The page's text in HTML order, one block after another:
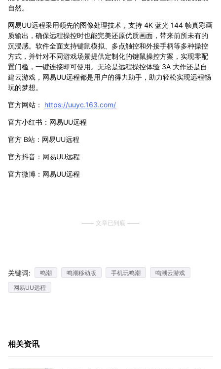
自然。
网易UU远程采用领先的图像处理技术，支持 4K 蓝光 144 帧真彩画
质输出，确保远程操控时也能完美还原优质画面，带来前所未有的
沉浸感。软件全面支持键鼠模拟、多点触控和外接手柄等多种操控
方式，并针对不同游戏场景提供定制化的键鼠操控方案，实现零配
置门槛，一键连接即可使用。无论是远程操控体验 3A 大作还是自
建云游戏，网易UU远程都是用户的得力助手，助力轻松实现远程畅
玩的梦想。
官方网站： https://uuyc.163.com/
官方小红书：网易UU远程
官方 B站：网易UU远程
官方抖音：网易UU远程
官方微博：网易UU远程
文章已到底
关键词: 鸣潮 鸣潮移动版 手机玩鸣潮
鸣潮云游戏
网易UU远程
相关资讯